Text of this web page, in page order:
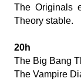
The Originals
Theory stable.
20h
The Big Bang
The Vampire